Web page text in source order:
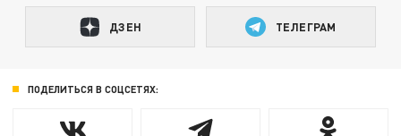
ДЗЕН ТЕЛЕГРАМ
ПОДЕЛИТЬСЯ В СОЦСЕТЯХ: